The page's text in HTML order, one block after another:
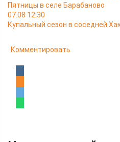
Пятницы в селе Барабаново
07.08 12:30
Купальный сезон в соседней
Комментировать